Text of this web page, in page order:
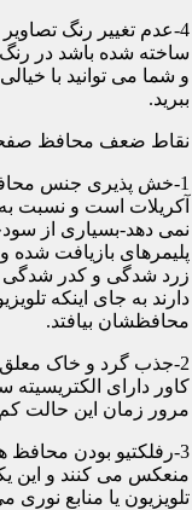
ساخته شده باشد در
و شما می توانید با
ببرید.
نقاط ضعف محافظ
1-خش پذیری جنس
آکریلات است و نسبت
نمی دهد-بسیاری از
پلیمرهای بازیافت
زرد شدگی و کدر شدگی
دارند به جای اینکه
محافظشان بیافتد.
2-جذب گرد و خاک معلق
کاور دارای
مرور زمان این حالت
3-رفلکتیو بودن
منعکس می کنند و این
تلویزیون یا منابع